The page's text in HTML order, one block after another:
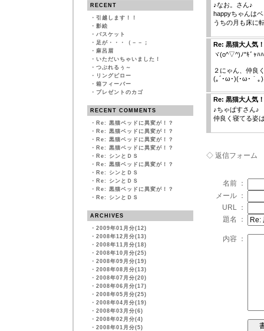
RECENT
・ 引越します！！
・ 影絵
・ バスケット
・ 足が・・・（－－；
・ 麻呂眉
・ いただいちゃいました！
・ つぶれるぅ～
・ リングピロー
・ 箱フィーバー
・ プレゼントのカゴ
RECENT COMMENTS
・ Re: 黒猫ベッドに異変が！？
・ Re: 黒猫ベッドに異変が！？
・ Re: 黒猫ベッドに異変が！？
・ Re: 黒猫ベッドに異変が！？
・ Re: シンとＤＳ
・ Re: 黒猫ベッドに異変が！？
・ Re: シンとＤＳ
・ Re: シンとＤＳ
・ Re: 黒猫ベッドに異変が！？
・ Re: シンとＤＳ
ARCHIVES
・ 2009年01月分(12)
・ 2008年12月分(13)
・ 2008年11月分(18)
・ 2008年10月分(25)
・ 2008年09月分(19)
・ 2008年08月分(13)
・ 2008年07月分(20)
・ 2008年06月分(17)
・ 2008年05月分(25)
・ 2008年04月分(19)
・ 2008年03月分(6)
・ 2008年02月分(4)
・ 2008年01月分(5)
♪なお。さん♪
happyちゃんは
うちの月も床に
Re: 黒猫大人気！
ヾ(o^▽^)ﾉ"ｷﾞｬﾊ
２にゃん、仲良
(｡´･ω･)(･ω･｀｡)
Re: 黒猫大人気！
♪ちゃぱすさん♪
仲良く寝てる姿
◇ 返信フォーム
名前 ：
メール ：
URL ：
題名 ：
内容 ：